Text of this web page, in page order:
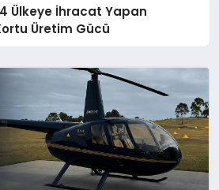
Ülkeye İhracat Yapan
Üretim Gücü